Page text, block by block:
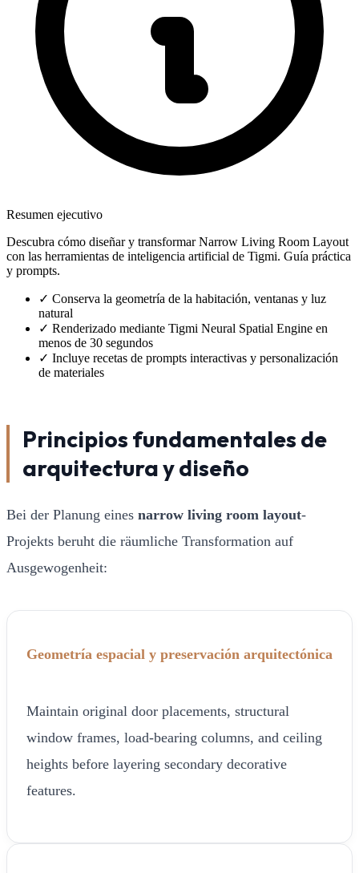
Resumen ejecutivo
Descubra cómo diseñar y transformar Narrow Living Room Layout
con las herramientas de inteligencia artificial de Tigmi. Guía práctica
y prompts.
✓ Conserva la geometría de la habitación, ventanas y luz
natural
✓ Renderizado mediante Tigmi Neural Spatial Engine en
menos de 30 segundos
✓ Incluye recetas de prompts interactivas y personalización
de materiales
Principios fundamentales de
arquitectura y diseño
Bei der Planung eines narrow living room layout-
Projekts beruht die räumliche Transformation auf
Ausgewogenheit:
Geometría espacial y preservación arquitectónica
Maintain original door placements, structural
window frames, load-bearing columns, and ceiling
heights before layering secondary decorative
features.